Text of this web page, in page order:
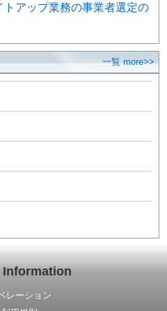
アップ業務の事業者選定の
一覧 more>>
Information
レーション